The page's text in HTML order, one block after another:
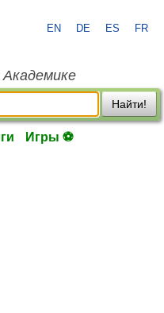
EN DE ES FR
Академике
Найти!
Игры ⚽